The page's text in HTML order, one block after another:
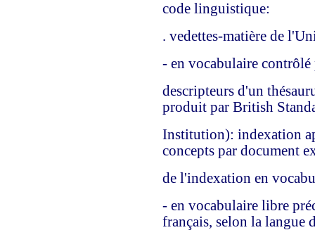
code linguistique:
. vedettes-matière de
- en vocabulaire
descripteurs d'un
produit par British
Institution): indexation
concepts par document
de l'indexation en
- en vocabulaire libre
français, selon la langue